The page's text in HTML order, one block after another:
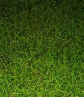
Ga
direct
naar
de
hoofdinhoud